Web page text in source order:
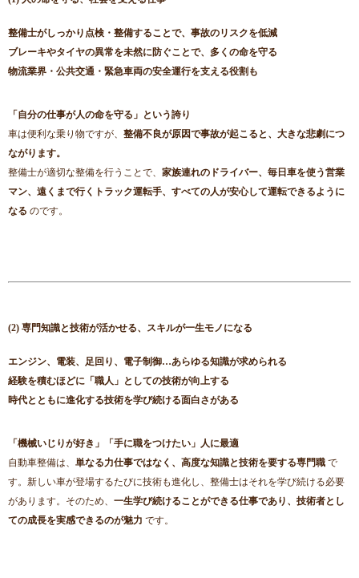
整備士がしっかり点検・整備することで、事故のリスクを低減
ブレーキやタイヤの異常を未然に防ぐことで、多くの命を守る
物流業界・公共交通・緊急車両の安全運行を支える役割も
「自分の仕事が人の命を守る」という誇り
車は便利な乗り物ですが、 整備不良が原因で事故が起こると、大きな悲劇につ
ながります。
整備士が適切な整備を行うことで、 家族連れのドライバー、毎日車を使う営業
マン、遠くまで行くトラック運転手、すべての人が安心して運転できるように
なる のです。
(2) 専門知識と技術が活かせる、スキルが一生モノになる
エンジン、電装、足回り、電子制御…あらゆる知識が求められる
経験を積むほどに「職人」としての技術が向上する
時代とともに進化する技術を学び続ける面白さがある
「機械いじりが好き」「手に職をつけたい」人に最適
自動車整備は、 単なる力仕事ではなく、高度な知識と技術を要する専門職 で
す。新しい車が登場するたびに技術も進化し、整備士はそれを学び続ける必要
があります。そのため、 一生学び続けることができる仕事であり、技術者とし
ての成長を実感できるのが魅力 です。